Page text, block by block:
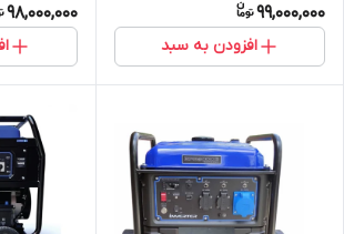
99,000,000
افزودن به سبد
98,000,000